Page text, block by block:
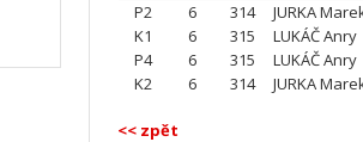
P2
6 314 JURKA
K1
6 315 LUKÁČ Anry
P4
6 315 LUKÁČ Anry
K2
6 314 JURKA
<< zpět